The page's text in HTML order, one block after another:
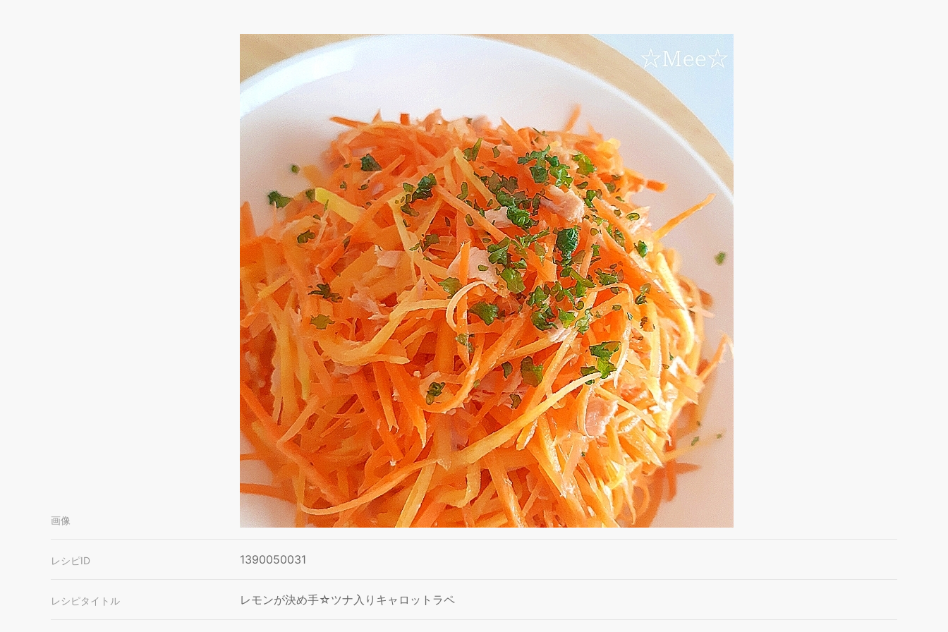
画像
レシピID 1390050031
レシピタイトル レモンが決め手☆ツナ入りキャロットラペ